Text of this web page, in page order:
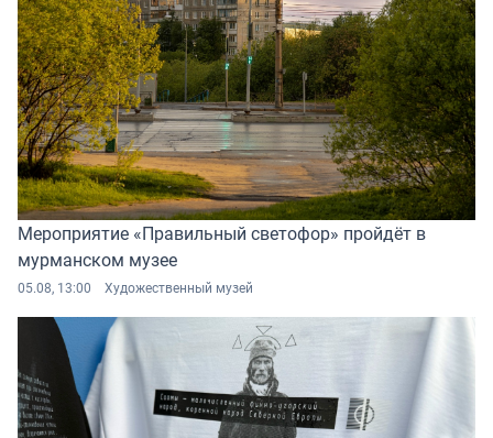
Мероприятие «Правильный светофор» пройдёт в
мурманском музее
05.08, 13:00 Художественный музей